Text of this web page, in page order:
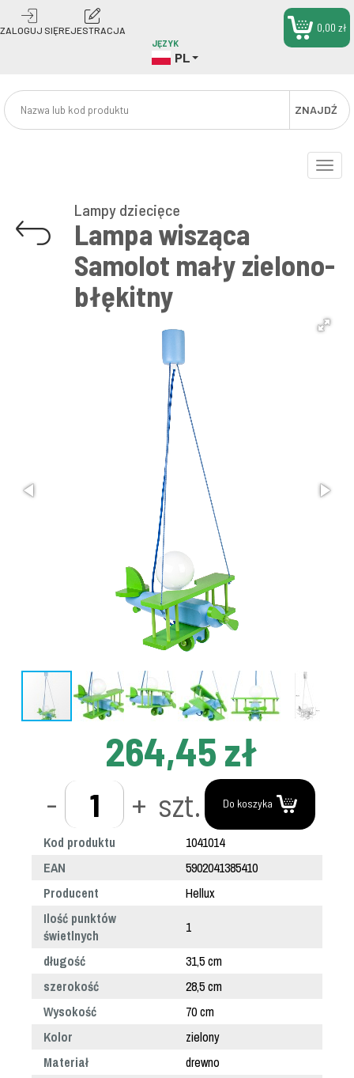
ZALOGUJ SIĘREJESTRACJA
JĘZYK
PL
ZNAJDŹ
0,00 zł
Toggle
Lampy dziecięce
Lampa wisząca
Samolot mały zielono-
błękitny
264,45 zł
- + szt. Do koszyka
Kod produktu
1041014
EAN
5902041385410
Producent
Hellux
Ilość punktów
świetlnych
1
długość
31,5 cm
szerokość
28,5 cm
Wysokość
70 cm
Kolor
zielony
Materiał
drewno